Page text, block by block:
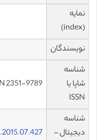
نمایه
(index)
نویسندگان
شناسه
شاپا یا
ISSN
2351-9789
شناسه
دیجیتال –